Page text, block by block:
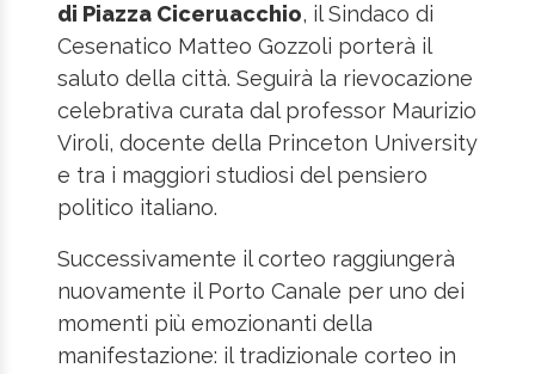
di Piazza Ciceruacchio, il Sindaco di
Cesenatico Matteo Gozzoli porterà il
saluto della città. Seguirà la rievocazione
celebrativa curata dal professor Maurizio
Viroli, docente della Princeton University
e tra i maggiori studiosi del pensiero
politico italiano.
Successivamente il corteo raggiungerà
nuovamente il Porto Canale per uno dei
momenti più emozionanti della
manifestazione: il tradizionale corteo in